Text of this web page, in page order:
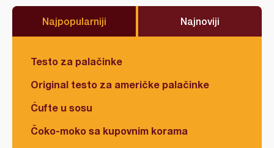
Najpopularniji Najnoviji
Testo za palačinke
Original testo za američke palačinke
Ćufte u sosu
Čoko-moko sa kupovnim korama